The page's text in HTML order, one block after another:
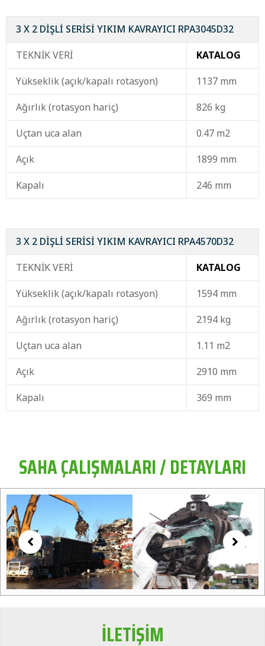
3 X 2 DİŞLİ SERİSİ YIKIM KAVRAYICI RPA3045D32
TEKNİK VERİ
KATALOG
Yükseklik (açık/kapalı rotasyon)
1137 mm
Ağırlık (rotasyon hariç)
826 kg
Uçtan uca alan
0.47 m2
Açık
1899 mm
Kapalı
246 mm
3 X 2 DİŞLİ SERİSİ YIKIM KAVRAYICI RPA4570D32
TEKNİK VERİ
KATALOG
Yükseklik (açık/kapalı rotasyon)
1594 mm
Ağırlık (rotasyon hariç)
2194 kg
Uçtan uca alan
1.11 m2
Açık
2910 mm
Kapalı
369 mm
SAHA ÇALIŞMALARI / DETAYLARI
İLETİŞİM